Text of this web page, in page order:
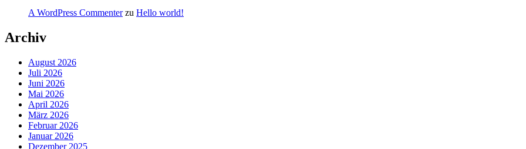
A WordPress Commenterzu Hello world!
Archiv
August 2026
Juli 2026
Juni 2026
Mai 2026
April 2026
März 2026
Februar 2026
Januar 2026
Dezember 2025